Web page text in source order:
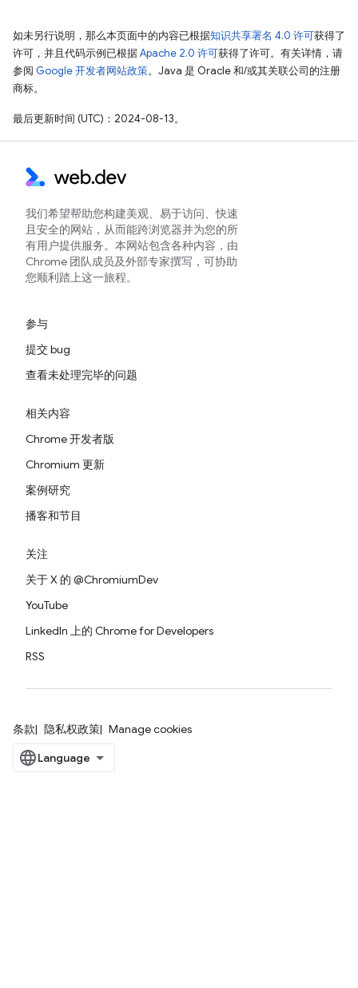
如未另行说明，那么本页面中的内容已根据知识共享署名 4.0 许可获得了
许可，并且代码示例已根据Apache 2.0 许可获得了许可。有关详情，请
参阅 Google 开发者网站政策。Java 是 Oracle 和/或其关联公司的注册
商标。
最后更新时间 (UTC)：2024-08-13。
我们希望帮助您构建美观、易于访问、快速
且安全的网站，从而能跨浏览器并为您的所
有用户提供服务。本网站包含各种内容，由
Chrome 团队成员及外部专家撰写，可协助
您顺利踏上这一旅程。
参与
提交 bug
查看未处理完毕的问题
相关内容
Chrome 开发者版
Chromium 更新
案例研究
播客和节目
关注
关于 X 的 @ChromiumDev
YouTube
LinkedIn 上的 Chrome for Developers
RSS
条款 隐私权政策 Manage cookies